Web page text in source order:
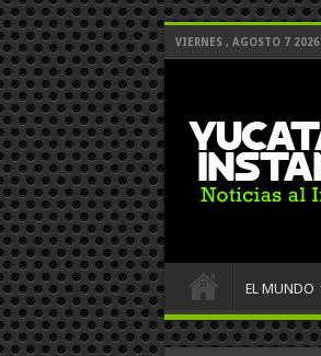
VIERNES , AGOSTO 7 2026
EL MUNDO